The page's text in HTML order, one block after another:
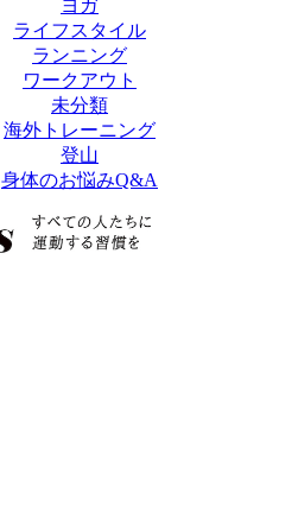
ヨガ
ライフスタイル
ランニング
ワークアウト
未分類
海外トレーニング
登山
身体のお悩みQ&A